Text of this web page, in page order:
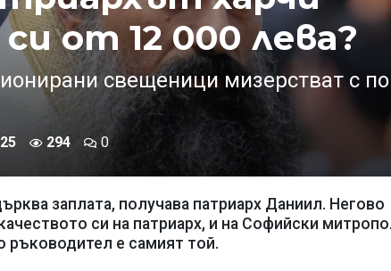
от 12 000 лева?
свещеници мизерстват с
294 0
заплата, получава патриарх Даниил. Негово
си на патриарх, и на Софийски
ръководител е самият той.